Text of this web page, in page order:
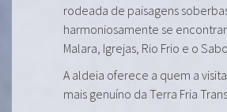
rodeada de paisagens
harmoniosamente se
Malara, Igrejas, Rio Frio e o
A aldeia oferece a quem a
mais genuíno da Terra Fria